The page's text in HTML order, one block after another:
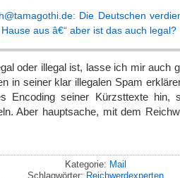
Die Deutschen
aus â€“ aber ist das auch legal?
oder illegal ist, lasse ich mir auch
in seiner klar illegalen Spam
Encoding seiner Kürzsttexte hin,
Aber hauptsache, mit dem
Kategorie: Mail
Schlagwörter: Reichwerdexperten